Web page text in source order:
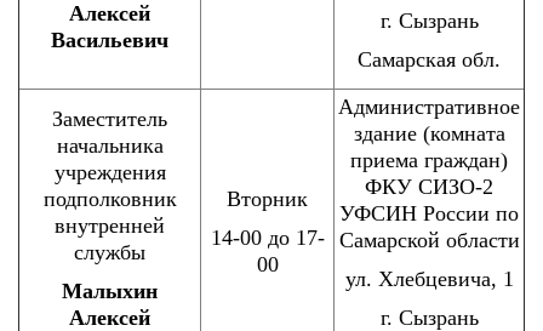
Алексей
Васильевич
г. Сызрань
Самарская обл.
Заместитель
начальника
учреждения
подполковник
внутренней
службы
Малыхин
Алексей
Вторник
14-00 до 17-
00
Административное
здание (комната
приема граждан)
ФКУ СИЗО-2
УФСИН России по
Самарской области
ул. Хлебцевича, 1
г. Сызрань